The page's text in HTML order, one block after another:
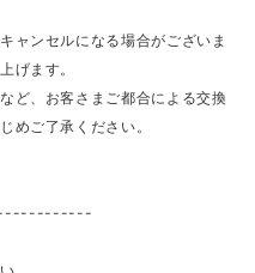
ャンセルになる場合がございま
げます。
ど、お客さまご都合による交換
めご了承ください。